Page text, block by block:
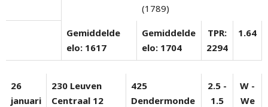
(1789)
Gemiddelde
elo: 1617
Gemiddelde
elo: 1704
TPR:
2294
1.64
26
januari
230 Leuven
Centraal 12
425
Dendermonde
2.5 -
1.5
W -
We